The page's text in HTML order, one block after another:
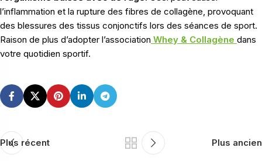
l’inflammation et la rupture des fibres de collagène, provoquant
des blessures des tissus conjonctifs lors des séances de sport.
Raison de plus d’adopter l’association Whey & Collagène dans
votre quotidien sportif.
Plus récent Plus ancien